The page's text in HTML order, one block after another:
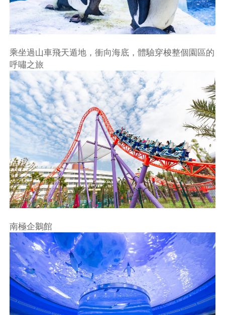
乘坐過山車飛天遁地，衝向海底，體驗穿梭整個園區的
呼嘯之旅
南極企鵝館